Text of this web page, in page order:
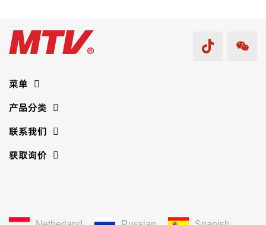
菜单
产品分类
联系我们
获取询价